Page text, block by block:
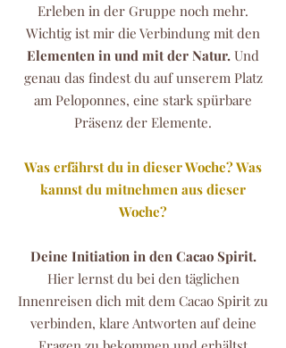
Erleben in der Gruppe noch mehr.
Wichtig ist mir die Verbindung mit den
Elementen in und mit der Natur. Und
genau das findest du auf unserem Platz
am Peloponnes, eine stark spürbare
Präsenz der Elemente.
Was erfährst du in dieser Woche? Was
kannst du mitnehmen aus dieser
Woche?
Deine Initiation in den Cacao Spirit.
Hier lernst du bei den täglichen
Innenreisen dich mit dem Cacao Spirit zu
verbinden, klare Antworten auf deine